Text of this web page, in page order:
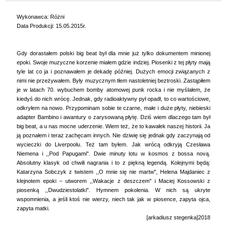
Wykonawca: Różni
Data Produkcji: 15.05.2015r.
Gdy dorastałem polski big beat był dla mnie już tylko dokumentem minionej
epoki. Swoje muzyczne korzenie miałem gdzie indziej. Piosenki z tej płyty mają
tyle lat co ja i poznawałem je dekadę później. Dużych emocji związanych z
nimi nie przeżywałem. Były muzycznym tłem nastoletniej beztroski. Zastąpiłem
je w latach 70. wybuchem bomby atomowej punk rocka i nie myślałem, że
kiedyś do nich wrócę. Jednak, gdy radioaktywny pył opadł, to co wartościowe,
odkryłem na nowo. Przypominam sobie te czarne, małe i duże płyty, niebieski
adapter Bambino i awantury o zarysowaną płytę. Dziś wiem dlaczego tam był
big beat, a u nas mocne uderzenie. Wiem też, że to kawałek naszej historii. Ja
ją poznałem i teraz zachęcam innych. Nie dziwię się jednak gdy zaczynają od
wycieczki do Liverpoolu. Też tam byłem. Jak wrócą odkryją Czesława
Niemena i ,,Pod Papugami". Dwie minuty lotu w kosmos z bossa novą.
Absolutny klasyk od chwili nagrania i to z piękną legendą. Kolejnymi będą:
Katarzyna Sobczyk z twistem ,,O mnie się nie martw", Helena Majdaniec z
klejnotem epoki – utworem ,,Wakacje z deszczem" i Maciej Kossowski z
piosenką ,,Dwudziestolatki". Hymnem pokolenia. W nich są ukryte
wspomnienia, a jeśli ktoś nie wierzy, niech tak jak w piosence, zapyta ojca,
zapyta matki.
[arkadiusz stegenka]2018